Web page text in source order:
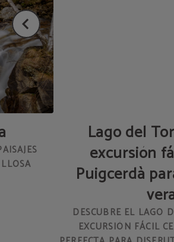
Lago del
excursión
Puigcerdà
DESCUBRE EL LAGO
EXCURSIÓN FÁCIL